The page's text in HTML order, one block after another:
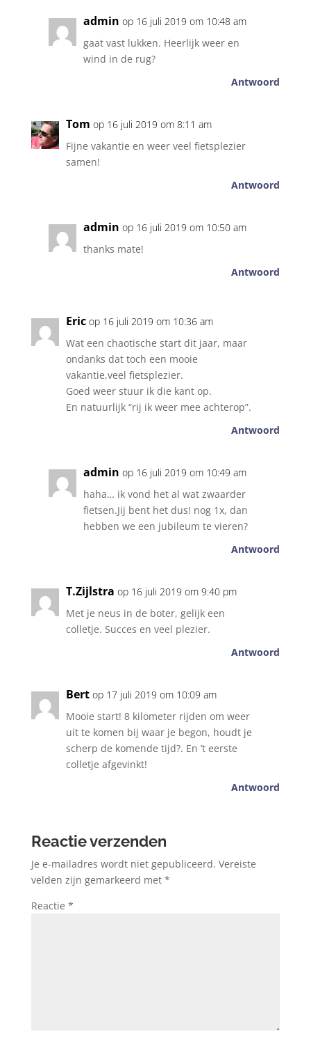
admin op 16 juli 2019 om 10:48 am
gaat vast lukken. Heerlijk weer en
wind in de rug?
Antwoord
Tom op 16 juli 2019 om 8:11 am
Fijne vakantie en weer veel fietsplezier
samen!
Antwoord
admin op 16 juli 2019 om 10:50 am
thanks mate!
Antwoord
Eric op 16 juli 2019 om 10:36 am
Wat een chaotische start dit jaar, maar
ondanks dat toch een mooie
vakantie,veel fietsplezier.
Goed weer stuur ik die kant op.
En natuurlijk “rij ik weer mee achterop”.
Antwoord
admin op 16 juli 2019 om 10:49 am
haha… ik vond het al wat zwaarder
fietsen.Jij bent het dus! nog 1x, dan
hebben we een jubileum te vieren?
Antwoord
T.Zijlstra op 16 juli 2019 om 9:40 pm
Met je neus in de boter, gelijk een
colletje. Succes en veel plezier.
Antwoord
Bert op 17 juli 2019 om 10:09 am
Mooie start! 8 kilometer rijden om weer
uit te komen bij waar je begon, houdt je
scherp de komende tijd?. En ’t eerste
colletje afgevinkt!
Antwoord
Reactie verzenden
Je e-mailadres wordt niet gepubliceerd. Vereiste
velden zijn gemarkeerd met *
Reactie *